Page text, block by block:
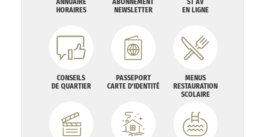
HORAIRES
NEWSLETTER
EN LIGNE
CONSEILS
DE QUARTIER
PASSEPORT
CARTE D'IDENTITÉ
MENUS
RESTAURATION
SCOLAIRE